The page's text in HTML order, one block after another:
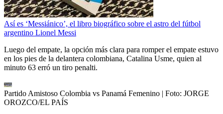
Así es ‘Messiánico’, el libro biográfico sobre el astro del fútbol
argentino Lionel Messi
Luego del empate, la opción más clara para romper el empate estuvo
en los pies de la delantera colombiana, Catalina Usme, quien al
minuto 63 erró un tiro penalti.
Partido Amistoso Colombia vs Panamá Femenino | Foto: JORGE
OROZCO/EL PAÍS